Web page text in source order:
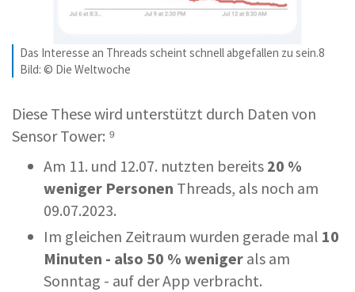
Das Interesse an Threads scheint schnell abgefallen zu sein.8
Bild: © Die Weltwoche
Diese These wird unterstützt durch Daten von
Sensor Tower: ⁹
Am 11. und 12.07. nutzten bereits 20 %
weniger Personen Threads, als noch am
09.07.2023.
Im gleichen Zeitraum wurden gerade mal 10
Minuten - also 50 % weniger als am
Sonntag - auf der App verbracht.